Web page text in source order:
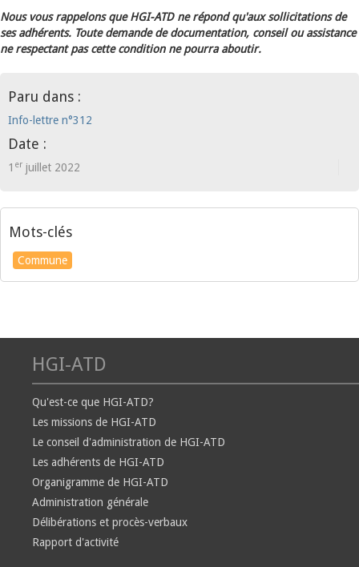
Nous vous rappelons que HGI-ATD ne répond qu'aux sollicitations de
ses adhérents. Toute demande de documentation, conseil ou assistance
ne respectant pas cette condition ne pourra aboutir.
Paru dans :
Info-lettre n°312
Date :
1 er juillet 2022
Mots-clés
Commune
HGI-ATD
Qu'est-ce que HGI-ATD?
Les missions de HGI-ATD
Le conseil d'administration de HGI-ATD
Les adhérents de HGI-ATD
Organigramme de HGI-ATD
Administration générale
Délibérations et procès-verbaux
Rapport d'activité